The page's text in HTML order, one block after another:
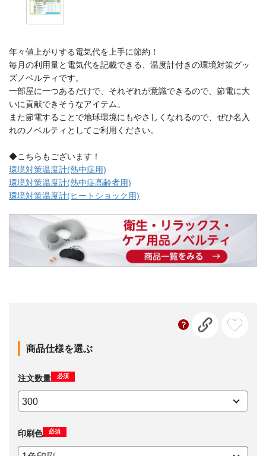
年々値上がりする電気代を上手に節約！
毎月の利用量と電気代を記載できる、温度計付きの環境対策グッ
ズノベルティです。
一部屋に一つあるだけで、それぞれが意識できるので、節電に大
いに貢献できそうなアイテム。
また節電することで地球環境にもやさしくなれるので、ぜひ名入
れのノベルティとしてご利用ください。
◆こちらもございます！
環境対策温度計(熱中症用)
環境対策温度計(熱中症高齢者用)
環境対策温度計(ヒートショック用)
商品仕様を選ぶ
注文数量 必須
印刷色 必須